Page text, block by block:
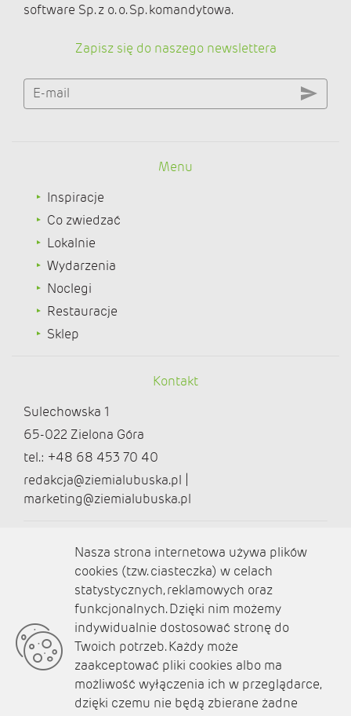
software Sp. z o. o. Sp. komandytowa.
Zapisz się do naszego newslettera
E-mail
Menu
Inspiracje
Co zwiedzać
Lokalnie
Wydarzenia
Noclegi
Restauracje
Sklep
Kontakt
Sulechowska 1
65-022 Zielona Góra
tel.: +48 68 453 70 40
redakcja@ziemialubuska.pl |
marketing@ziemialubuska.pl
Media społecznościowe
O nas
Kontakt
Polityka prywatności
Nasza strona internetowa używa plików
cookies (tzw. ciasteczka) w celach
statystycznych, reklamowych oraz
funkcjonalnych. Dzięki nim możemy
indywidualnie dostosować stronę do
Twoich potrzeb. Każdy może
zaakceptować pliki cookies albo ma
możliwość wyłączenia ich w przeglądarce,
dzięki czemu nie będą zbierane żadne